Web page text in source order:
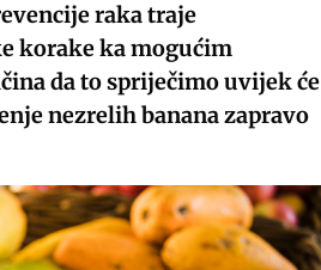
raka traje
korake ka mogućim
da to spriječimo uvijek će
nezrelih banana zapravo